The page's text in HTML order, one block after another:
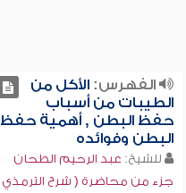
الفهرس:الأكل من
الطيبات من أسباب
حفظ البطن , أهمية حفظ
البطن وفوائده
للشيخ: عبد الرحيم الطحان
جزء من محاضرة ( شرح الترمذي